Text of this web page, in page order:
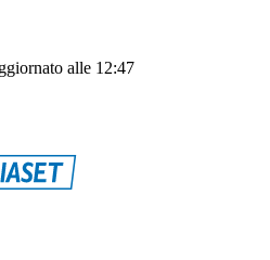
alle 12:47